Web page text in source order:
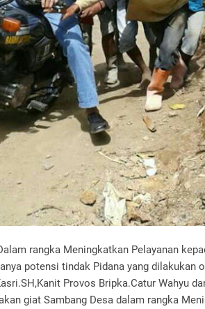
rangka Meningkatkan Pelayanan
potensi tindak Pidana yang dilakukan
Provos Bripka.Catur Wahyu
giat Sambang Desa dalam rangka